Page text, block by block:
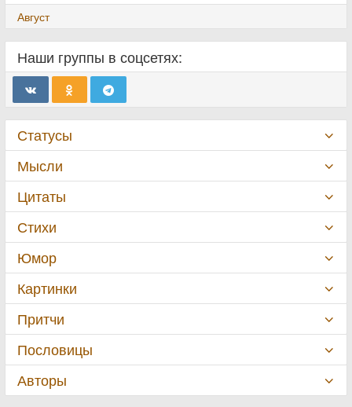
Август
Наши группы в соцсетях:
Статусы
Мысли
Цитаты
Стихи
Юмор
Картинки
Притчи
Пословицы
Авторы